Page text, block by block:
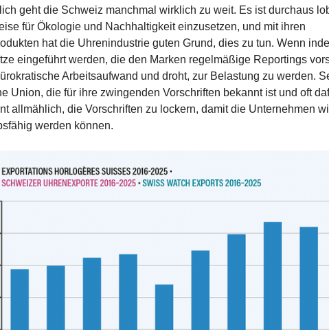
geht die Schweiz manchmal wirklich zu weit. Es ist durchaus
für Ökologie und Nachhaltigkeit einzusetzen, und mit ihren
hat die Uhrenindustrie guten Grund, dies zu tun. Wenn
eingeführt werden, die den Marken regelmäßige Reportings
Arbeitsaufwand und droht, zur Belastung zu werden.
Union, die für ihre zwingenden Vorschriften bekannt ist und oft
allmählich, die Vorschriften zu lockern, damit die Unternehmen
werden können.